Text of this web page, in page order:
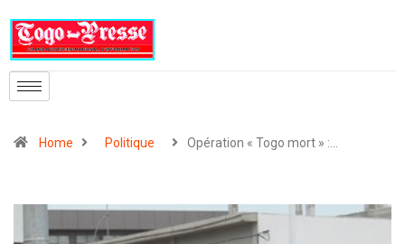
Home Politique Opération « Togo mort » :…